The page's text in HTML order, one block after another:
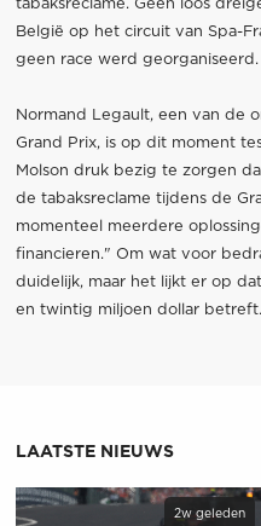
tabaksreclame. Geen loos
België op het circuit van Spa-
geen race werd georganiseerd.
Normand Legault, een van de
Grand Prix, is op dit moment
Molson druk bezig te zorgen
de tabaksreclame tijdens de
momenteel meerdere
financieren." Om wat voor
duidelijk, maar het lijkt er op
en twintig miljoen dollar betreft.
LAATSTE NIEUWS
2w geleden